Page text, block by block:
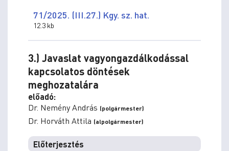
71/2025. (III.27.) Kgy. sz. hat.
12.3 kb
3.) Javaslat vagyongazdálkodással
kapcsolatos döntések
meghozatalára
előadó:
Dr. Nemény András (polgármester)
Dr. Horváth Attila (alpolgármester)
Előterjesztés